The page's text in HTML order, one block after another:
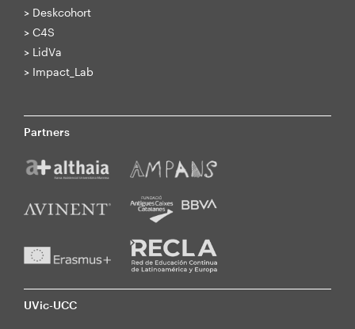
> Deskcohort
> C4S
> LidVa
> Impact_Lab
Partners
UVic-UCC